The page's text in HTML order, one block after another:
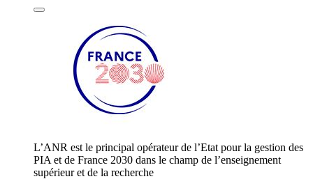
L’ANR est le principal opérateur de l’Etat pour la gestion des
PIA et de France 2030 dans le champ de l’enseignement
supérieur et de la recherche